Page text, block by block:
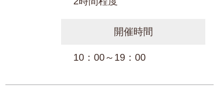
開催時間
10：00～19：00